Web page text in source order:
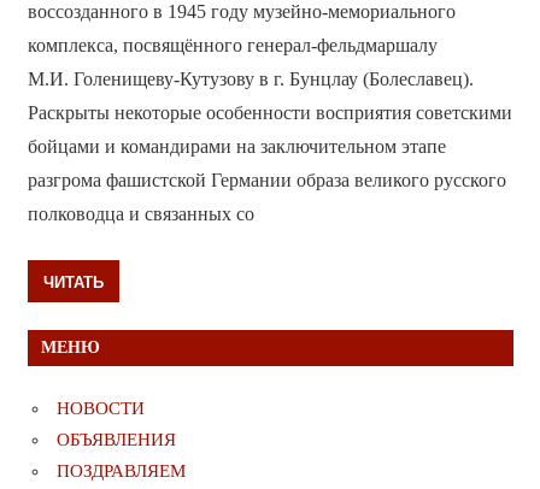
воссозданного в 1945 году музейно-мемориального
комплекса, посвящённого генерал-фельдмаршалу
М.И. Голенищеву-Кутузову в г. Бунцлау (Болеславец).
Раскрыты некоторые особенности восприятия советскими
бойцами и командирами на заключительном этапе
разгрома фашистской Германии образа великого русского
полководца и связанных со
ЧИТАТЬ
МЕНЮ
НОВОСТИ
ОБЪЯВЛЕНИЯ
ПОЗДРАВЛЯЕМ